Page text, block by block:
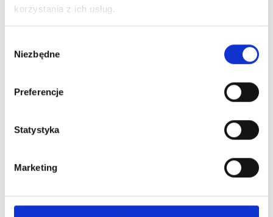
korzystania z ich usług.
zgody
Niezbędne
Preferencje
Statystyka
Marketing